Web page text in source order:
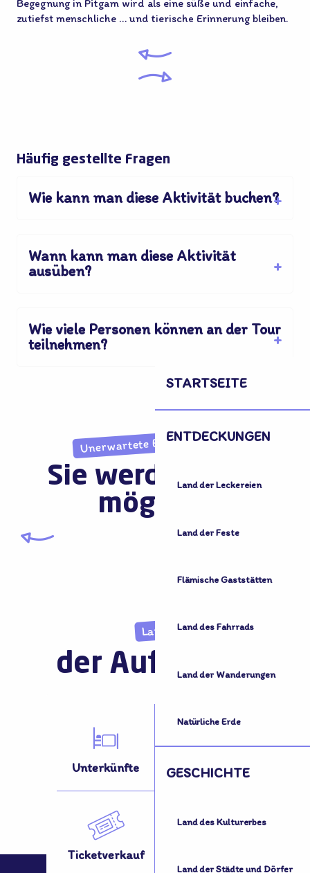
STARTSEITE
ENTDECKUNGEN
Land der Leckereien
Land der Feste
Flämische Gaststätten
Land des Fahrrads
Land der Wanderungen
Natürliche Erde
GESCHICHTE
Land des Kulturerbes
Land der Städte und Dörfer
Begegnung in Pitgam wird als eine süße und einfache,
zutiefst menschliche … und tierische Erinnerung bleiben.
Häufig gestellte Fragen
Wie kann man diese Aktivität buchen?
Wann kann man diese Aktivität
ausüben?
Wie viele Personen können an der Tour
teilnehmen?
Unerwartete Entdeckungen
Sie werden auch
mögen...
Land
der Aufnahme
Unterkünfte Aktivitäten
Ticketverkauf